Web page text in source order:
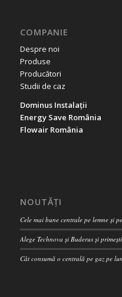
COMPANIE
Despre noi
Produse
Producători
Studii de caz
Dominus Instalații
Energy Save România
Flowair România
NOUTĂȚI
Cele mai bune centrale pe lemne și
Alege Technova și Buderus și
Cât consumă o centrală pe gaz pe